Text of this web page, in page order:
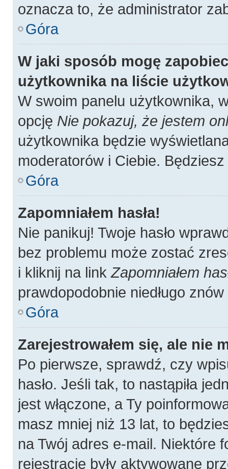
oznacza to, że administrator
Góra
W jaki sposób mogę
użytkownika na liście
W swoim panelu użytkownika,
opcję Nie pokazuj, że jestem
użytkownika będzie
moderatorów i Ciebie.
Góra
Zapomniałem hasła!
Nie panikuj! Twoje hasło
bez problemu może zostać
i kliknij na linkZapomniałem
prawdopodobnie niedługo
Góra
Zarejestrowałem się, ale nie
Po pierwsze, sprawdź, czy
hasło. Jeśli tak, to nastąpiła
jest włączone, a Ty
masz mniej niż 13 lat, to
na Twój adres e-mail. Niektóre
rejestracje były aktywowane